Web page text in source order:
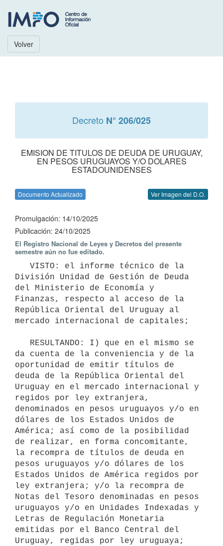
Volver
Decreto N° 206/025
EMISION DE TITULOS DE DEUDA DE URUGUAY,
EN PESOS URUGUAYOS Y/O DOLARES
ESTADOUNIDENSES
Documento Actualizado Ver Imagen del D.O.
Promulgación: 14/10/2025
Publicación: 24/10/2025
El Registro Nacional de Leyes y Decretos del presente
semestre aún no fue editado.
División Unidad de Gestión de Deuda
del Ministerio de Economía y
Finanzas, respecto al acceso de la
República Oriental del Uruguay al
mercado internacional de capitales;
da cuenta de la conveniencia y de la
oportunidad de emitir títulos de
deuda de la República Oriental del
Uruguay en el mercado internacional y
regidos por ley extranjera,
denominados en pesos uruguayos y/o en
dólares de los Estados Unidos de
América; así como de la posibilidad
de realizar, en forma concomitante,
la recompra de títulos de deuda en
pesos uruguayos y/o dólares de los
Estados Unidos de América regidos por
ley extranjera; y/o la recompra de
Notas del Tesoro denominadas en pesos
uruguayos y/o en Unidades Indexadas y
Letras de Regulación Monetaria
emitidas por el Banco Central del
Uruguay, regidas por ley uruguaya;